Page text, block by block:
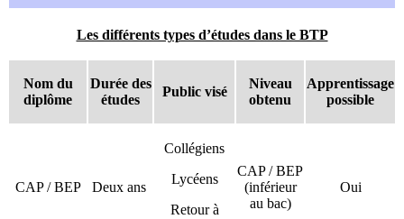
Les différents types d’études dans le BTP
Nom du
diplôme
Durée des
études
Public visé
Niveau
obtenu
Apprentissage
possible
CAP / BEP Deux ans
Collégiens
Lycéens
Retour à
CAP / BEP
(inférieur
au bac)
Oui